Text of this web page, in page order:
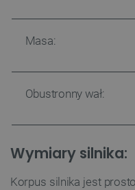
Masa:
Obustronny wał:
Wymiary silnika:
Korpus silnika jest